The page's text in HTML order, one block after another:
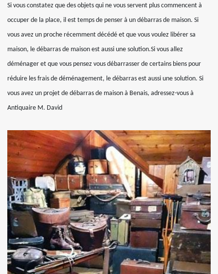
Si vous constatez que des objets qui ne vous servent plus commencent à
occuper de la place, il est temps de penser à un débarras de maison. Si
vous avez un proche récemment décédé et que vous voulez libérer sa
maison, le débarras de maison est aussi une solution.Si vous allez
déménager et que vous pensez vous débarrasser de certains biens pour
réduire les frais de déménagement, le débarras est aussi une solution. Si
vous avez un projet de débarras de maison à Benais, adressez-vous à
Antiquaire M. David